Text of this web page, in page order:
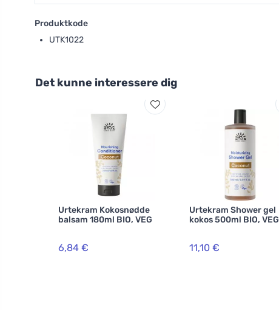
Produktkode
UTK1022
Det kunne interessere dig
Urtekram Kokosnødde
balsam 180ml BIO, VEG
6,84 €
Urtekram Shower gel
kokos 500ml BIO, VEG
11,10 €